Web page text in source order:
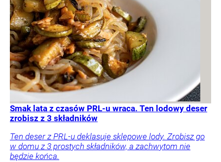
Smak lata z czasów PRL-u wraca. Ten lodowy deser
zrobisz z 3 składników
Ten deser z PRL-u deklasuje sklepowe lody. Zrobisz go
w domu z 3 prostych składników, a zachwytom nie
będzie końca.